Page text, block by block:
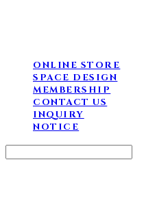
ONLINE STORE
SPACE DESIGN
MEMBERSHIP
CONTACT US
INQUIRY
NOTICE